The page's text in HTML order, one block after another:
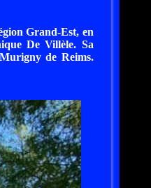
Grand-Est, en
De Villèle. Sa
de Reims.